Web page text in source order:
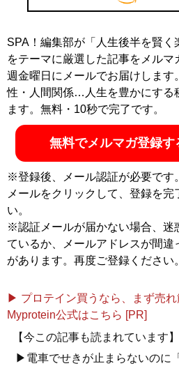
SPA！編集部が「人生後半を賢く
をテーマに厳選した記事をメルマ
週金曜日にメールでお届けします
性・人間関係…人生を豊かにする
ます。無料・10秒で完了です。
無料でメルマガ登録
※登録後、メール認証が必要です
メールをクリックして、登録を完
い。
※認証メールが届かない場合、迷
ているか、メールアドレスが間違
があります。再度ご登録ください。
▶ プロテイン買うなら、まず売れ
Myprotein公式はこちら [PR]
【今この記事も読まれています】
▶電車でせきが止まらないのに